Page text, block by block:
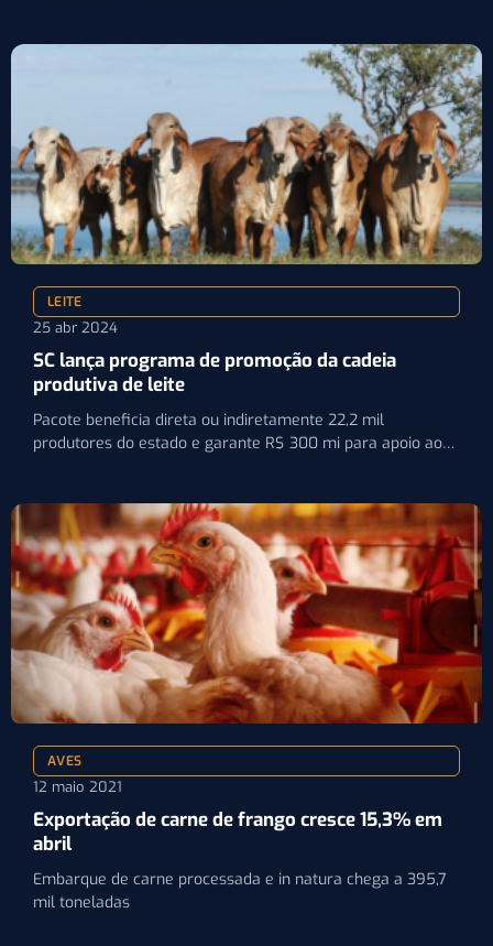
LEITE
25 abr 2024
SC lança programa de promoção da cadeia
produtiva de leite
Pacote beneficia direta ou indiretamente 22,2 mil
produtores do estado e garante R$ 300 mi para apoio ao…
AVES
12 maio 2021
Exportação de carne de frango cresce 15,3% em
abril
Embarque de carne processada e in natura chega a 395,7
mil toneladas